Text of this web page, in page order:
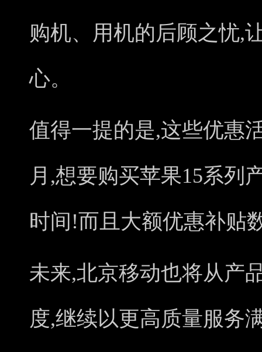
购机、用机的后顾之忧,
心。
值得一提的是,这些优惠
月,想要购买苹果15系列
时间!而且大额优惠补贴
未来,北京移动也将从产
度,继续以更高质量服务